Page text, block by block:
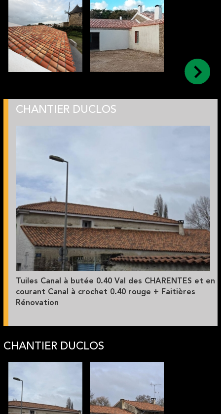
CHANTIER DUCLOS
Tuiles Canal à butée 0.40 Val des CHARENTES et en
courant Canal à crochet 0.40 rouge + Faitières
Rénovation
CHANTIER DUCLOS